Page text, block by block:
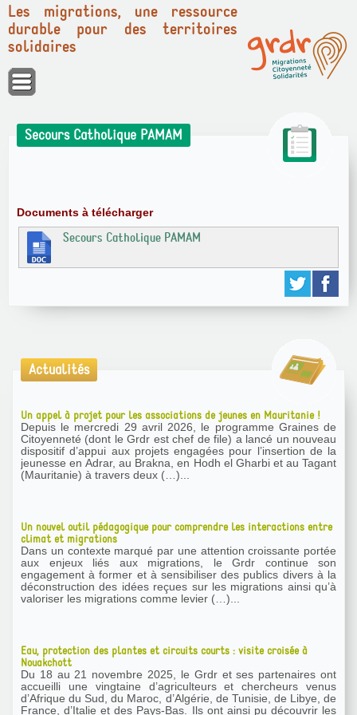
Panneau de gestion des cookies
Les migrations, une ressource
durable pour des territoires
solidaires
Secours Catholique PAMAM
Documents à télécharger
Secours Catholique PAMAM
Actualités
Un appel à projet pour les associations de jeunes en Mauritanie !
Depuis le mercredi 29 avril 2026, le programme Graines de
Citoyenneté (dont le Grdr est chef de file) a lancé un nouveau
dispositif d’appui aux projets engagées pour l’insertion de la
jeunesse en Adrar, au Brakna, en Hodh el Gharbi et au Tagant
(Mauritanie) à travers deux (…)...
Un nouvel outil pédagogique pour comprendre les interactions entre
climat et migrations
Dans un contexte marqué par une attention croissante portée
aux enjeux liés aux migrations, le Grdr continue son
engagement à former et à sensibiliser des publics divers à la
déconstruction des idées reçues sur les migrations ainsi qu’à
valoriser les migrations comme levier (…)...
Eau, protection des plantes et circuits courts : visite croisée à
Nouakchott
Du 18 au 21 novembre 2025, le Grdr et ses partenaires ont
accueilli une vingtaine d’agriculteurs et chercheurs venus
d’Afrique du Sud, du Maroc, d’Algérie, de Tunisie, de Libye, de
France, d’Italie et des Pays-Bas. Ils ont ainsi pu découvrir les